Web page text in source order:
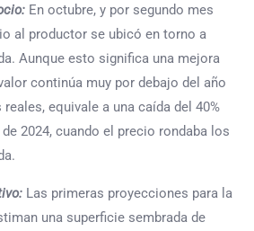
En octubre, y por segundo mes
al productor se ubicó en torno a
Aunque esto significa una mejora
continúa muy por debajo del año
equivale a una caída del 40%
2024, cuando el precio rondaba los
Las primeras proyecciones para la
una superficie sembrada de